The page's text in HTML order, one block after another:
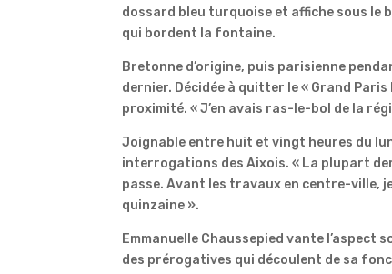
dossard bleu turquoise et affiche sous le
qui bordent la fontaine.
Bretonne d’origine, puis parisienne
dernier. Décidée à quitter le « Grand Paris
proximité. « J’en avais ras-le-bol de la
Joignable entre huit et vingt heures du
interrogations des Aixois. « La plupart
passe. Avant les travaux en centre-ville,
quinzaine ».
Emmanuelle Chaussepied vante
des prérogatives qui découlent de sa